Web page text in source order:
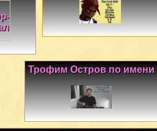
Трофим Остров по имени